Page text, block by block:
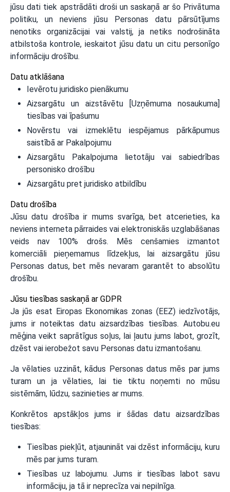
jūsu dati tiek apstrādāti droši un saskaņā ar šo Privātuma
politiku, un neviens jūsu Personas datu pārsūtījums
nenotiks organizācijai vai valstij, ja netiks nodrošināta
atbilstoša kontrole, ieskaitot jūsu datu un citu personīgo
informāciju drošību.
Datu atklāšana
Ievērotu juridisko pienākumu
Aizsargātu un aizstāvētu [Uzņēmuma nosaukuma]
tiesības vai īpašumu
Novērstu vai izmeklētu iespējamus pārkāpumus
saistībā ar Pakalpojumu
Aizsargātu Pakalpojuma lietotāju vai sabiedrības
personisko drošību
Aizsargātu pret juridisko atbildību
Datu drošība
Jūsu datu drošība ir mums svarīga, bet atcerieties, ka
neviens interneta pārraides vai elektroniskās uzglabāšanas
veids nav 100% drošs. Mēs cenšamies izmantot
komerciāli pieņemamus līdzekļus, lai aizsargātu jūsu
Personas datus, bet mēs nevaram garantēt to absolūtu
drošību.
Jūsu tiesības saskaņā ar GDPR
Ja jūs esat Eiropas Ekonomikas zonas (EEZ) iedzīvotājs,
jums ir noteiktas datu aizsardzības tiesības. Autobu.eu
mēģina veikt saprātīgus soļus, lai ļautu jums labot, grozīt,
dzēst vai ierobežot savu Personas datu izmantošanu.
Ja vēlaties uzzināt, kādus Personas datus mēs par jums
turam un ja vēlaties, lai tie tiktu noņemti no mūsu
sistēmām, lūdzu, sazinieties ar mums.
Konkrētos apstākļos jums ir šādas datu aizsardzības
tiesības:
Tiesības piekļūt, atjaunināt vai dzēst informāciju, kuru
mēs par jums turam.
Tiesības uz labojumu. Jums ir tiesības labot savu
informāciju, ja tā ir neprecīza vai nepilnīga.